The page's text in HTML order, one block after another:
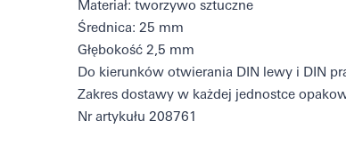
Materiał: tworzywo sztuczne
Średnica: 25 mm
Głębokość 2,5 mm
Do kierunków otwierania DIN lewy i DIN
Zakres dostawy w każdej jednostce
Nr artykułu 208761